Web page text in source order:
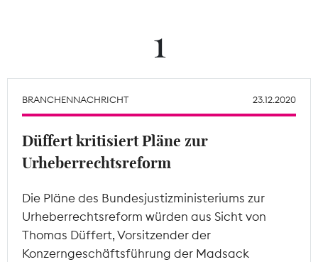
Mitgliederbereich
1
BRANCHENNACHRICHT 23.12.2020
Düffert kritisiert Pläne zur
Urheberrechtsreform
Die Pläne des Bundesjustizministeriums zur
Urheberrechtsreform würden aus Sicht von
Thomas Düffert, Vorsitzender der
Konzerngeschäftsführung der Madsack